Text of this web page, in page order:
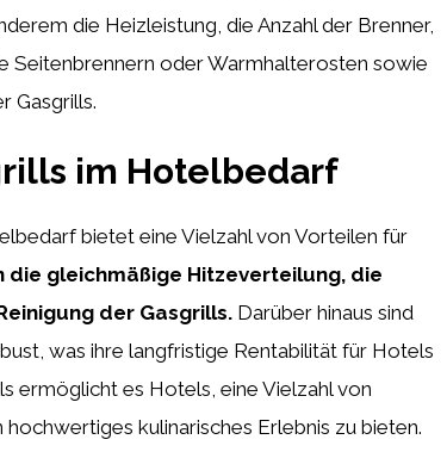
die Heizleistung, die Anzahl der Brenner,
Seitenbrennern oder Warmhalterosten sowie
Gasgrills.
im Hotelbedarf
bietet eine Vielzahl von Vorteilen für
die gleichmäßige Hitzeverteilung, die
der Gasgrills. Darüber hinaus sind
was ihre langfristige Rentabilität für Hotels
ermöglicht es Hotels, eine Vielzahl von
kulinarisches Erlebnis zu bieten.